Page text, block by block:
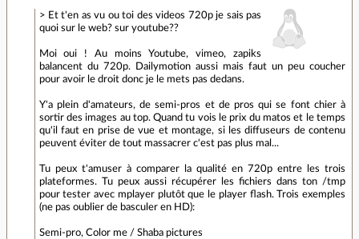
> Et t'en as vu ou toi des videos 720p je sais pas
quoi sur le web? sur youtube??
Moi oui ! Au moins Youtube, vimeo, zapiks
balancent du 720p. Dailymotion aussi mais faut un peu coucher
pour avoir le droit donc je le mets pas dedans.
Y'a plein d'amateurs, de semi-pros et de pros qui se font chier à
sortir des images au top. Quand tu vois le prix du matos et le temps
qu'il faut en prise de vue et montage, si les diffuseurs de contenu
peuvent éviter de tout massacrer c'est pas plus mal...
Tu peux t'amuser à comparer la qualité en 720p entre les trois
plateformes. Tu peux aussi récupérer les fichiers dans ton /tmp
pour tester avec mplayer plutôt que le player flash. Trois exemples
(ne pas oublier de basculer en HD):
Semi-pro, Color me / Shaba pictures